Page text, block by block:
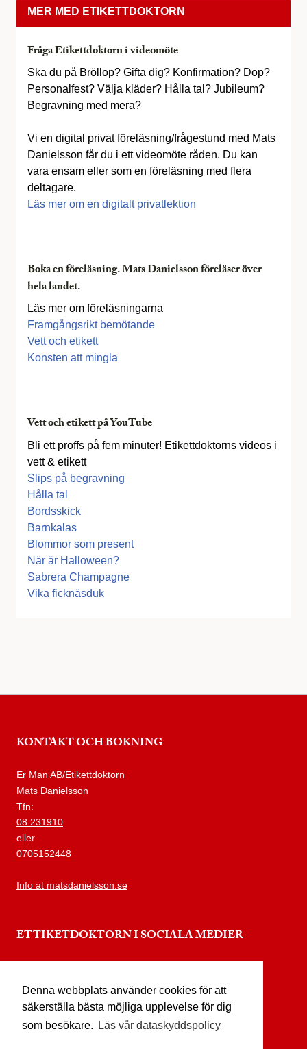
Denna webbplats använder cookies för att
säkerställa bästa möjliga upplevelse för dig
som besökare.
Läs vår dataskyddspolicy
MER MED ETIKETTDOKTORN
Fråga Etikettdoktorn i videomöte
Ska du på Bröllop? Gifta dig? Konfirmation? Dop?
Personalfest? Välja kläder? Hålla tal? Jubileum?
Begravning med mera?
Vi en digital privat föreläsning/frågestund med Mats
Danielsson får du i ett videomöte råden. Du kan
vara ensam eller som en föreläsning med flera
deltagare.
Läs mer om en digitalt privatlektion
Boka en föreläsning. Mats Danielsson föreläser över
hela landet.
Läs mer om föreläsningarna
Framgångsrikt bemötande
Vett och etikett
Konsten att mingla
Vett och etikett på YouTube
Bli ett proffs på fem minuter! Etikettdoktorns videos i
vett & etikett
Slips på begravning
Hålla tal
Bordsskick
Barnkalas
Blommor som present
När är Halloween?
Sabrera Champagne
Vika ficknäsduk
KONTAKT OCH BOKNING
Er Man AB/Etikettdoktorn
Mats Danielsson
Tfn:
08 231910
eller
0705152448
Info at matsdanielsson.se
ETTIKETDOKTORN I SOCIALA MEDIER
facebook.com/etikettdoktorn
youtube.com/etikettdoktorn